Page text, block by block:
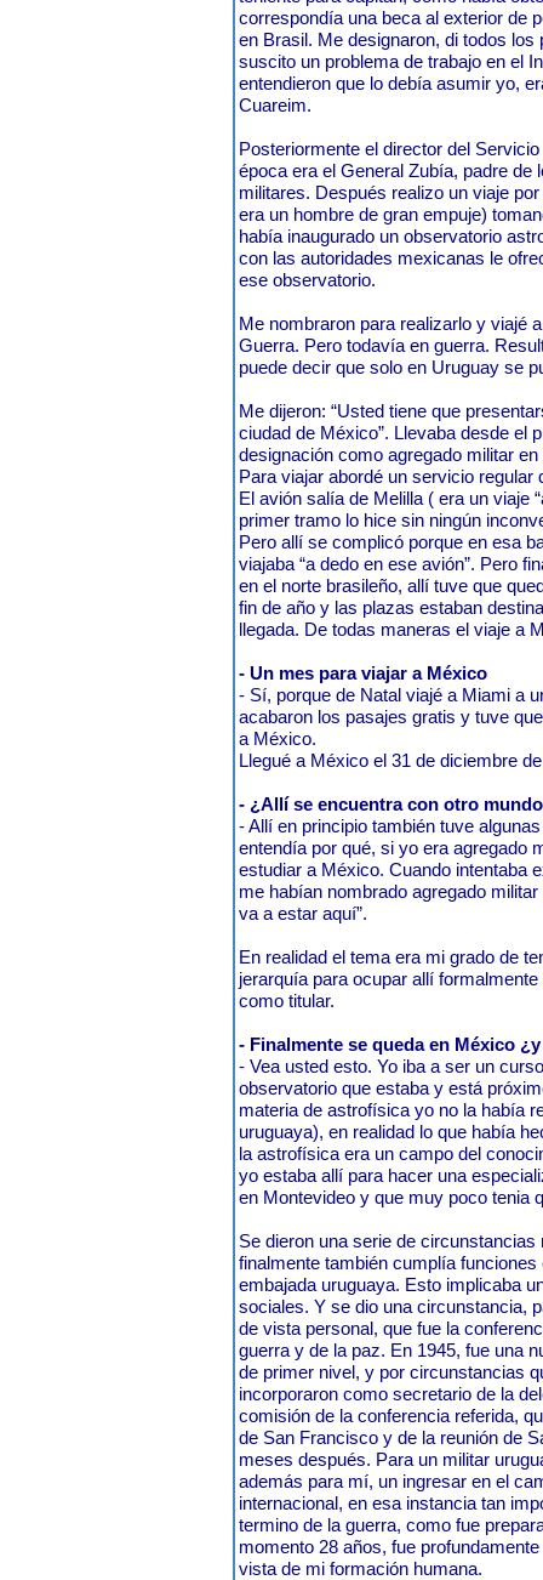
correspondía una beca al exterior de
en Brasil. Me designaron, di todos
suscito un problema de trabajo en el
entendieron que lo debía asumir yo,
Cuareim.
Posteriormente el director del
época era el General Zubía, padre de
militares. Después realizo un viaje
era un hombre de gran empuje)
había inaugurado un observatorio
con las autoridades mexicanas le
ese observatorio.
Me nombraron para realizarlo y viajé
Guerra. Pero todavía en guerra.
puede decir que solo en Uruguay se
Me dijeron: “Usted tiene que
ciudad de México”. Llevaba desde el
designación como agregado militar
Para viajar abordé un servicio
El avión salía de Melilla ( era un viaje
primer tramo lo hice sin ningún
Pero allí se complicó porque en esa
viajaba “a dedo en ese avión”. Pero
en el norte brasileño, allí tuve que
fin de año y las plazas estaban
llegada. De todas maneras el viaje a
- Un mes para viajar a México
- Sí, porque de Natal viajé a Miami a
acabaron los pasajes gratis y tuve
a México.
Llegué a México el 31 de diciembre
- ¿Allí se encuentra con otro
- Allí en principio también tuve
entendía por qué, si yo era agregado
estudiar a México. Cuando intentaba
me habían nombrado agregado
va a estar aquí”.
En realidad el tema era mi grado de
jerarquía para ocupar allí
como titular.
- Finalmente se queda en México
- Vea usted esto. Yo iba a ser un
observatorio que estaba y está
materia de astrofísica yo no la había
uruguaya), en realidad lo que había
la astrofísica era un campo del
yo estaba allí para hacer una
en Montevideo y que muy poco tenia
Se dieron una serie de
finalmente también cumplía
embajada uruguaya. Esto implicaba
sociales. Y se dio una circunstancia,
de vista personal, que fue la
guerra y de la paz. En 1945, fue una
de primer nivel, y por circunstancias
incorporaron como secretario de la
comisión de la conferencia referida,
de San Francisco y de la reunión de
meses después. Para un militar
además para mí, un ingresar en el
internacional, en esa instancia tan
termino de la guerra, como fue
momento 28 años, fue
vista de mi formación humana.